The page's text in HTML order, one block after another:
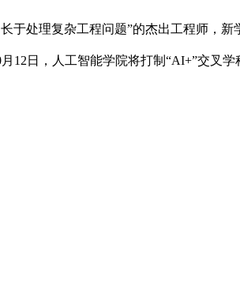
处理复杂工程问题”的杰出工程师，新
日，人工智能学院将打制“AI+”交叉学